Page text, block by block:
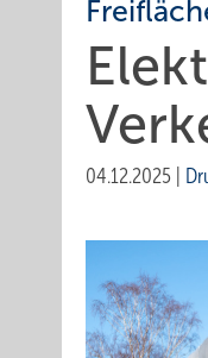
04.12.2025